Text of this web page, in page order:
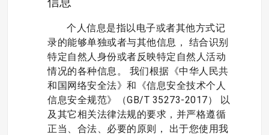
个人信息是指以电子或者其他方式记
录的能够单独或者与其他信息， 结合识别
特定自然人身份或者反映特定自然人活动
情况的各种信息。 我们根据《中华人民共
和国网络安全法》和《信息安全技术个人
信息安全规范》（GB/T 35273-2017） 以
及其它相关法律法规的要求，并严格遵循
正当、合法、必要的原则， 出于您使用我